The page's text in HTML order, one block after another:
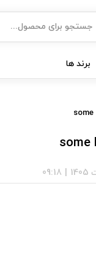
برند ها
some
09:18